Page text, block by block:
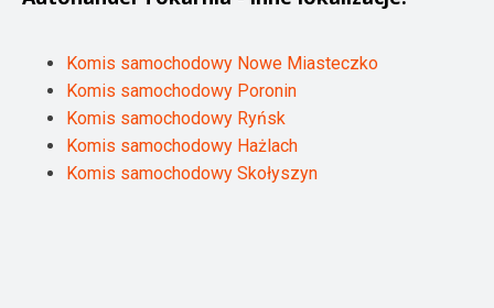
Komis samochodowy Nowe Miasteczko
Komis samochodowy Poronin
Komis samochodowy Ryńsk
Komis samochodowy Hażlach
Komis samochodowy Skołyszyn